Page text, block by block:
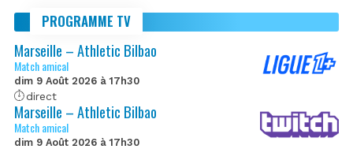
PROGRAMME TV
Marseille – Athletic Bilbao
Match amical
dim 9 Août 2026 à 17h30
direct
Marseille – Athletic Bilbao
Match amical
dim 9 Août 2026 à 17h30